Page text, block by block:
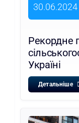
30.06.2024
Рекордне
Україні
Детальніше